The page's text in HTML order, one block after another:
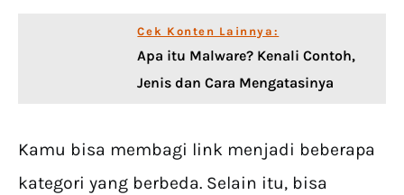
Cek Konten Lainnya:
Apa itu Malware? Kenali Contoh,
Jenis dan Cara Mengatasinya
Kamu bisa membagi link menjadi beberapa
kategori yang berbeda. Selain itu, bisa